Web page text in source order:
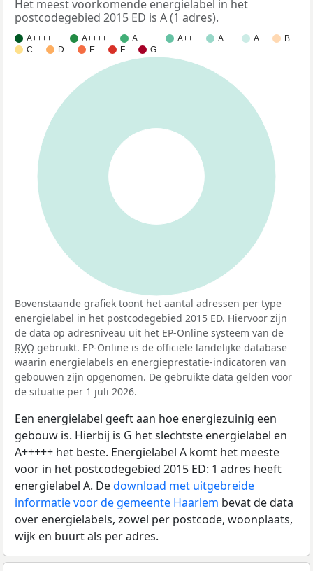
Het meest voorkomende energielabel in het
postcodegebied 2015 ED is A (1 adres).
A+++++ A++++ A+++ A++ A+ A
B
C
D E F G
Bovenstaande grafiek toont het aantal adressen per type
energielabel in het postcodegebied 2015 ED. Hiervoor zijn
de data op adresniveau uit het EP-Online systeem van de
RVO gebruikt. EP-Online is de officiële landelijke database
waarin energielabels en energieprestatie-indicatoren van
gebouwen zijn opgenomen. De gebruikte data gelden voor
de situatie per 1 juli 2026.
Een energielabel geeft aan hoe energiezuinig een
gebouw is. Hierbij is G het slechtste energielabel en
A+++++ het beste. Energielabel A komt het meeste
voor in het postcodegebied 2015 ED: 1 adres heeft
energielabel A. Dedownload met uitgebreide
informatie voor de gemeente Haarlem bevat de data
over energielabels, zowel per postcode, woonplaats,
wijk en buurt als per adres.